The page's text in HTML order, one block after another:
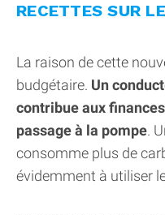
RECETTES SUR
La raison de cette
budgétaire. Un
contribue aux
passage à la pompe.
consomme plus de
évidemment à utiliser